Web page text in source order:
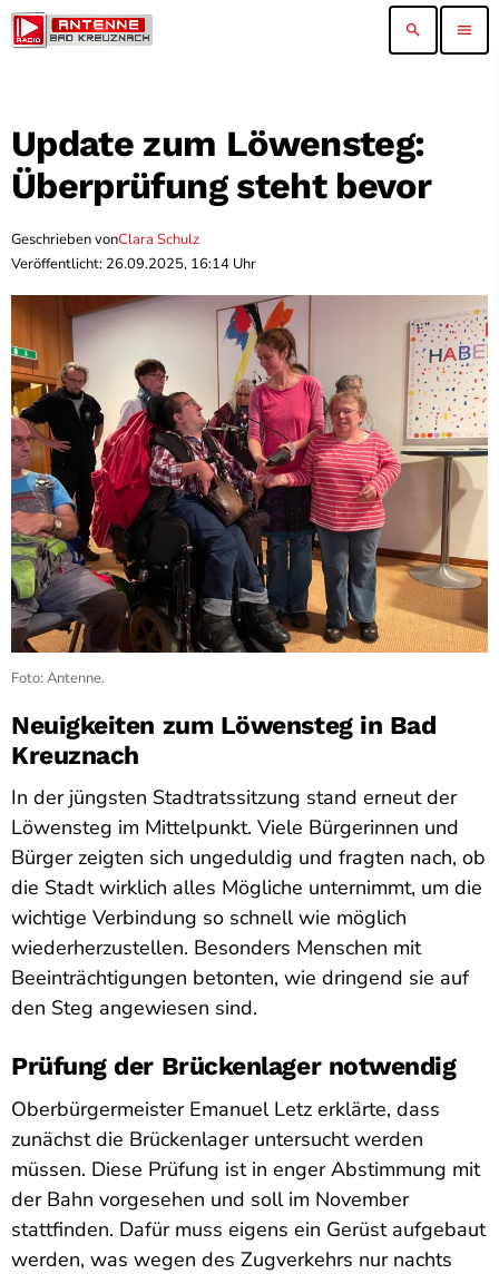
search menu
Update zum Löwensteg:
Überprüfung steht bevor
Geschrieben vonClara Schulz
Veröffentlicht: 26.09.2025, 16:14 Uhr
Foto: Antenne.
Neuigkeiten zum Löwensteg in Bad
Kreuznach
In der jüngsten Stadtratssitzung stand erneut der
Löwensteg im Mittelpunkt. Viele Bürgerinnen und
Bürger zeigten sich ungeduldig und fragten nach, ob
die Stadt wirklich alles Mögliche unternimmt, um die
wichtige Verbindung so schnell wie möglich
wiederherzustellen. Besonders Menschen mit
Beeinträchtigungen betonten, wie dringend sie auf
den Steg angewiesen sind.
Prüfung der Brückenlager notwendig
Oberbürgermeister Emanuel Letz erklärte, dass
zunächst die Brückenlager untersucht werden
müssen. Diese Prüfung ist in enger Abstimmung mit
der Bahn vorgesehen und soll im November
stattfinden. Dafür muss eigens ein Gerüst aufgebaut
werden, was wegen des Zugverkehrs nur nachts